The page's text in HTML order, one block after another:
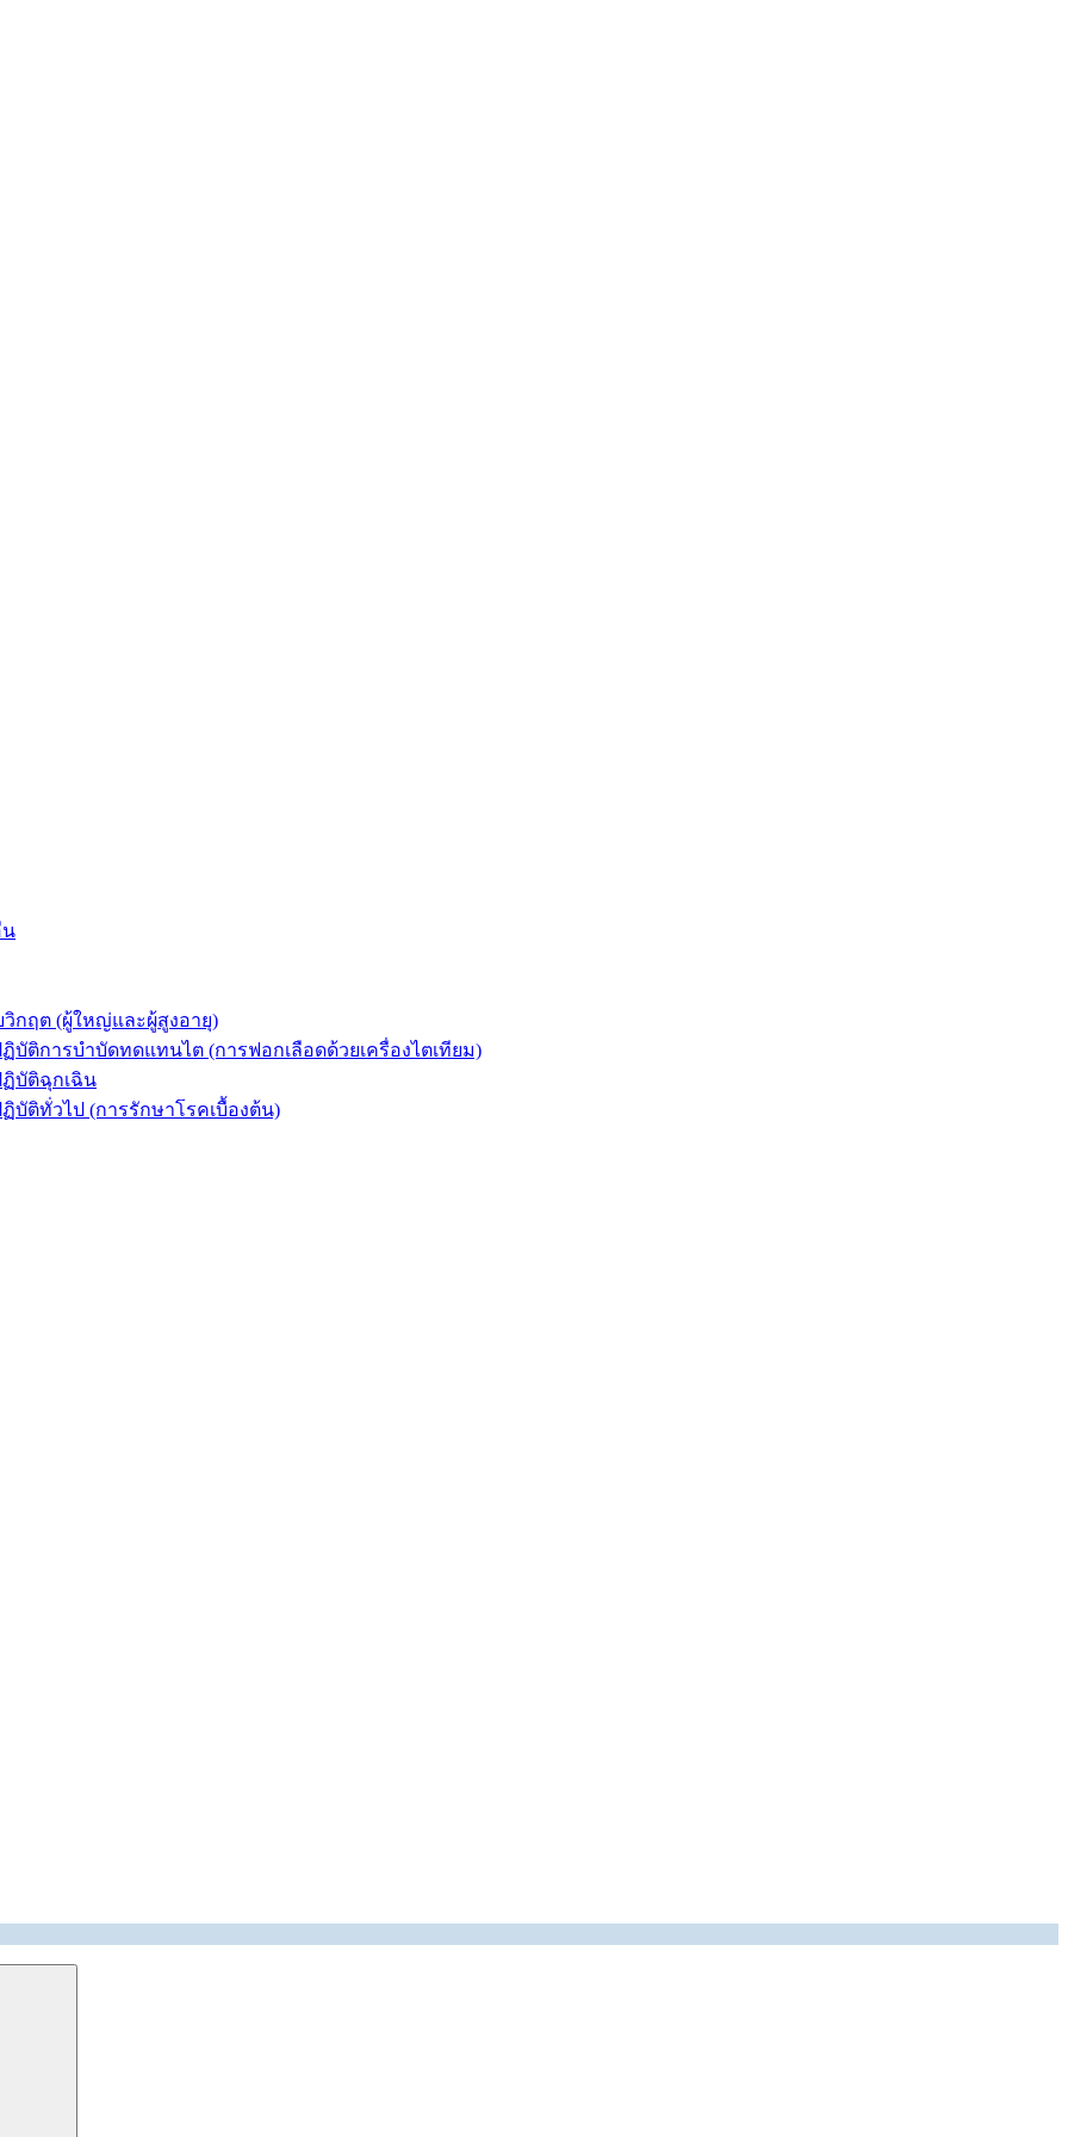
น
กฤต (ผู้ใหญ่และผู้สูงอายุ)
ติการบำบัดทดแทนไต (การฟอกเลือดด้วยเครื่องไตเทียม)
ฏิบัติฉุกเฉิน
บัติทั่วไป (การรักษาโรคเบื้องต้น)